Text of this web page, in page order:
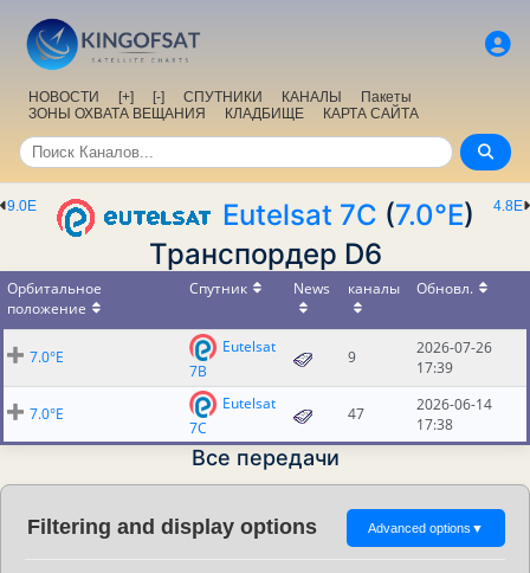
НОВОСТИ [+] [-] СПУТНИКИ КАНАЛЫ
Пакеты
ЗОНЫ ОХВАТА ВЕЩАНИЯ
КЛАДБИЩЕ КАРТА САЙТА
4.8E
9.0E Eutelsat 7C (7.0°E)
Транспордер D6
Орбитальное
положение
Спутник News каналы Обновл.
7.0°E
Eutelsat
7B
9
2026-07-26
17:39
7.0°E
Eutelsat
7C
47
2026-06-14
17:38
Все передачи
Filtering and display options Advanced options ▼